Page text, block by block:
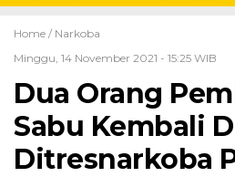
Home / Narkoba
Minggu, 14 November 2021 - 15:25 WIB
Dua Orang
Sabu Kembali
Ditresnarkoba